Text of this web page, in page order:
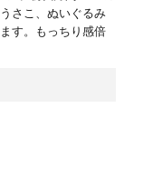
さこ、ぬいぐるみ
す。もっちり感倍